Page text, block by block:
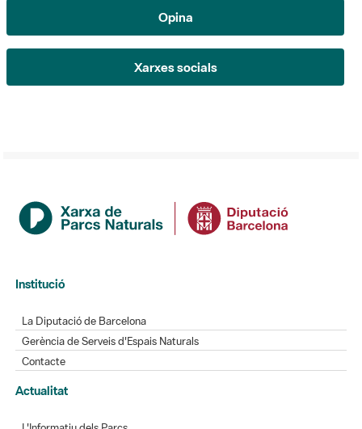
Opina
Xarxes socials
Institució
La Diputació de Barcelona
Gerència de Serveis d'Espais Naturals
Contacte
Actualitat